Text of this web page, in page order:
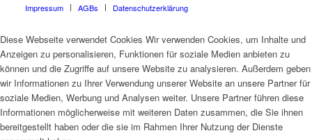
Impressum
AGBs Datenschutzerklärung
Diese Webseite verwendet Cookies Wir verwenden Cookies, um Inhalte und
Anzeigen zu personalisieren, Funktionen für soziale Medien anbieten zu
können und die Zugriffe auf unsere Website zu analysieren. Außerdem geben
wir Informationen zu Ihrer Verwendung unserer Website an unsere Partner für
soziale Medien, Werbung und Analysen weiter. Unsere Partner führen diese
Informationen möglicherweise mit weiteren Daten zusammen, die Sie ihnen
bereitgestellt haben oder die sie im Rahmen Ihrer Nutzung der Dienste